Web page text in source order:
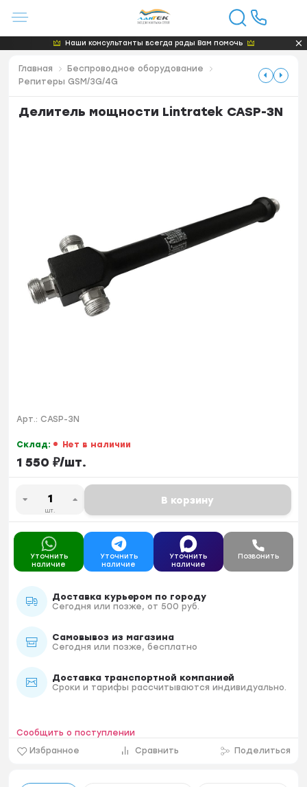
Наши консультанты всегда рады Вам помочь
Главная
Беспроводное оборудование
Репитеры GSM/3G/4G
Делитель мощности Lintratek CASP-3N
Арт.: CASP-3N
Склад: Нет в наличии
1 550 ₽/шт.
шт.
В корзину
Уточнить
наличие
Уточнить
наличие
Уточнить
наличие
Позвонить
Доставка курьером по городу
Сегодня или позже, от 500 руб.
Самовывоз из магазина
Сегодня или позже, бесплатно
Доставка транспортной компанией
Сроки и тарифы рассчитываются индивидуально.
Избранное Сравнить Поделиться
Сообщить о поступлении